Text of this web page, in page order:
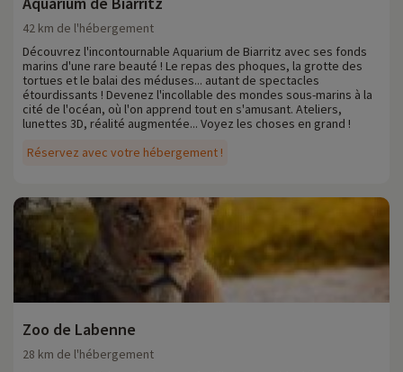
Réservez avec votre hébergement !
42 km de l'hébergement
Découvrez l'incontournable Aquarium de Biarritz avec ses fonds
marins d'une rare beauté ! Le repas des phoques, la grotte des
tortues et le balai des méduses... autant de spectacles
étourdissants ! Devenez l'incollable des mondes sous-marins à la
cité de l'océan, où l'on apprend tout en s'amusant. Ateliers,
lunettes 3D, réalité augmentée... Voyez les choses en grand !
Zoo de Labenne
28 km de l'hébergement